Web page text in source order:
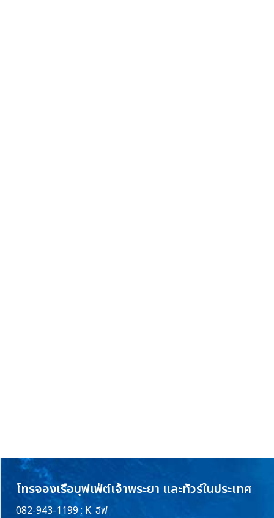
โทรจองเรือบุฟเฟ่ต์เจ้าพระยา และทัวร์ในประเทศ
082-943-1199 : K. อีฟ